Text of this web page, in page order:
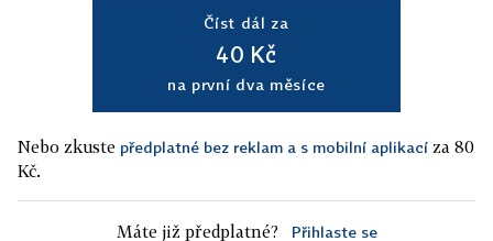
Číst dál za
40 Kč
na první dva měsíce
Nebo zkuste předplatné bez reklam a s mobilní aplikací za 80
Kč.
Máte již předplatné? Přihlaste se